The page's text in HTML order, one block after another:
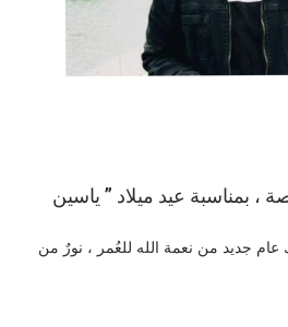
، بمناسبة عيد ميلاد ” ياسين
عام جديد من نعمة الله للعُمر ، نورٌ من